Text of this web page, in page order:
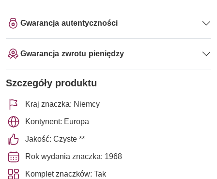
Gwarancja autentyczności
Gwarancja zwrotu pieniędzy
Szczegóły produktu
Kraj znaczka: Niemcy
Kontynent: Europa
Jakość: Czyste **
Rok wydania znaczka: 1968
Komplet znaczków: Tak